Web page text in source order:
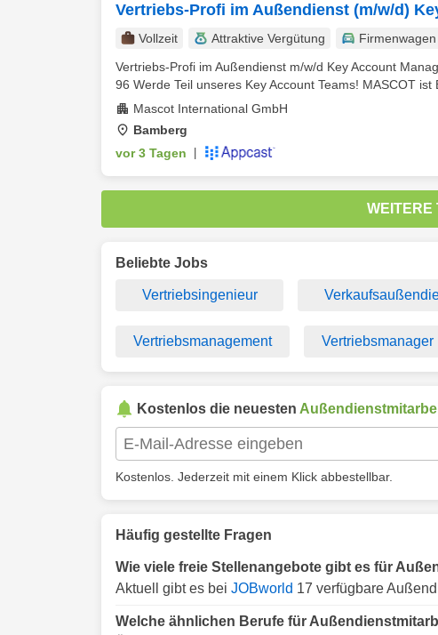
Vertriebs-Profi im Außendienst (m/w/d)
Vollzeit Attraktive Vergütung
Firmenwagen
Vertriebs-Profi im Außendienst m/w/d Key Account
96 Werde Teil unseres Key Account Teams! MASCOT ist
Mascot International GmbH
Bamberg
vor 3 Tagen
WEITERE
Beliebte Jobs
Vertriebsingenieur
Vertriebsmanagement Vertriebsmanager
Kostenlos die neuesten
Kostenlos. Jederzeit mit einem Klick abbestellbar.
Häufig gestellte Fragen
Wie viele freie Stellenangebote gibt es für
Aktuell gibt es bei JOBworld 17 verfügbare
Welche ähnlichen Berufe für